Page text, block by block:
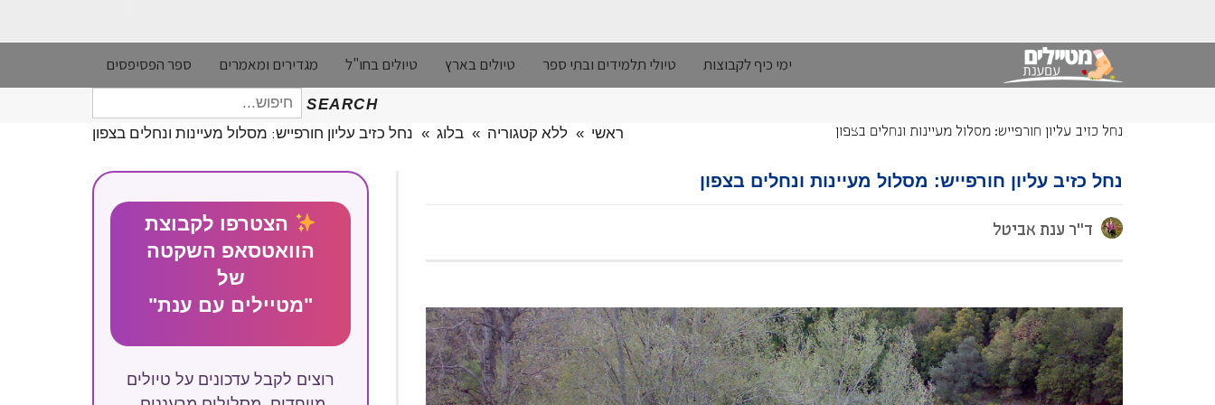
ימי כיף לקבוצות טיולי תלמידים ובתי ספר טיולים בארץ טיולים בחו"ל מגדירים ומאמרים ספר הפסיפסים
SEARCH
חיפוש
עבור:
נחל כזיב עליון חורפייש: מסלול מעיינות ונחלים בצפון ראשי » ללא קטגוריה » בלוג » נחל כזיב עליון חורפייש: מסלול מעיינות ונחלים בצפון
נחל כזיב עליון חורפייש: מסלול מעיינות ונחלים בצפון
ד"ר ענת אביטל
הצטרפו לקבוצת
הוואטסאפ השקטה
של
"מטיילים עם ענת"
רוצים לקבל עדכונים על טיולים